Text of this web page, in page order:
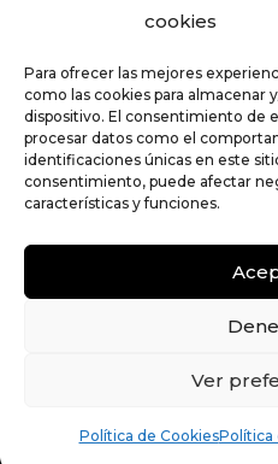
cookies
Para ofrecer las mejores
como las cookies para almacenar
dispositivo. El consentimiento de
procesar datos como el
identificaciones únicas en este
consentimiento, puede afectar
características y funciones.
Ver
Política de CookiesPolítica
Plan Parcial